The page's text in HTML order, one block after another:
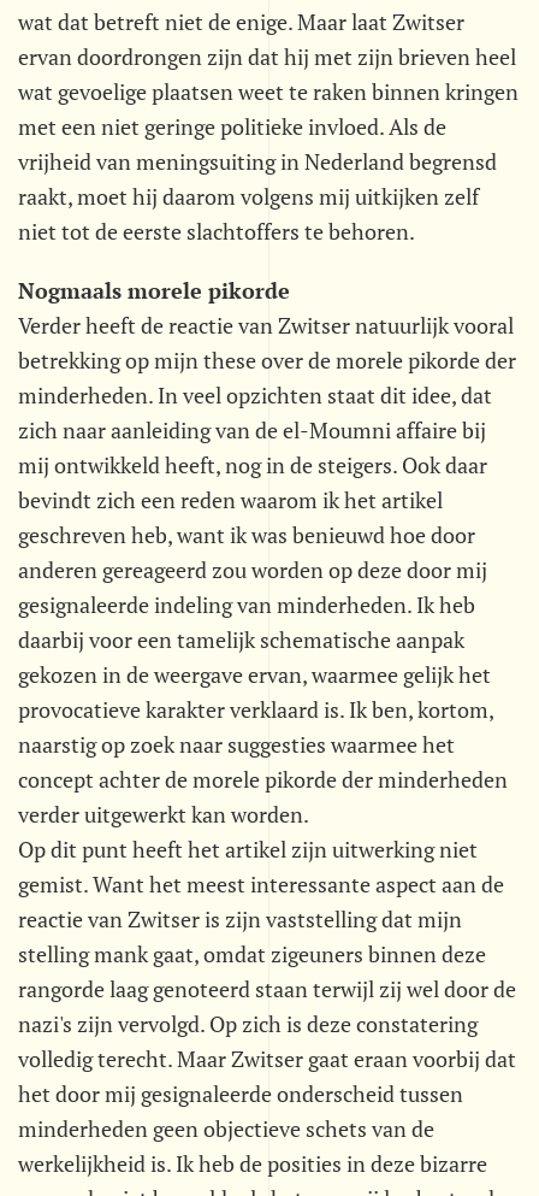
wat dat betreft niet de enige. Maar laat Zwitser
ervan doordrongen zijn dat hij met zijn brieven heel
wat gevoelige plaatsen weet te raken binnen kringen
met een niet geringe politieke invloed. Als de
vrijheid van meningsuiting in Nederland begrensd
raakt, moet hij daarom volgens mij uitkijken zelf
niet tot de eerste slachtoffers te behoren.
Nogmaals morele pikorde
Verder heeft de reactie van Zwitser natuurlijk vooral
betrekking op mijn these over de morele pikorde der
minderheden. In veel opzichten staat dit idee, dat
zich naar aanleiding van de el-Moumni affaire bij
mij ontwikkeld heeft, nog in de steigers. Ook daar
bevindt zich een reden waarom ik het artikel
geschreven heb, want ik was benieuwd hoe door
anderen gereageerd zou worden op deze door mij
gesignaleerde indeling van minderheden. Ik heb
daarbij voor een tamelijk schematische aanpak
gekozen in de weergave ervan, waarmee gelijk het
provocatieve karakter verklaard is. Ik ben, kortom,
naarstig op zoek naar suggesties waarmee het
concept achter de morele pikorde der minderheden
verder uitgewerkt kan worden.
Op dit punt heeft het artikel zijn uitwerking niet
gemist. Want het meest interessante aspect aan de
reactie van Zwitser is zijn vaststelling dat mijn
stelling mank gaat, omdat zigeuners binnen deze
rangorde laag genoteerd staan terwijl zij wel door de
nazi's zijn vervolgd. Op zich is deze constatering
volledig terecht. Maar Zwitser gaat eraan voorbij dat
het door mij gesignaleerde onderscheid tussen
minderheden geen objectieve schets van de
werkelijkheid is. Ik heb de posities in deze bizarre